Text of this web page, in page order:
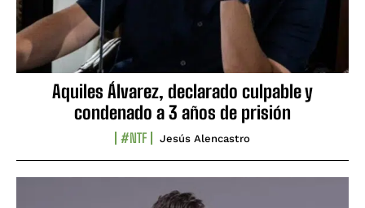
Aquiles Álvarez, declarado culpable y
condenado a 3 años de prisión
#NTF Jesús Alencastro